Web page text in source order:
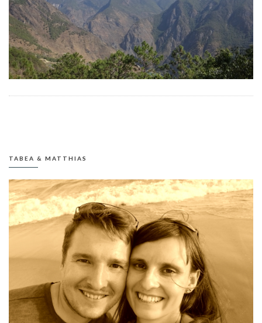
TABEA & MATTHIAS